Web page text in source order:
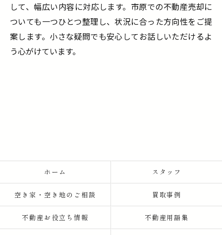
して、幅広い内容に対応します。市原での不動産売却に
ついても一つひとつ整理し、状況に合った方向性をご提
案します。小さな疑問でも安心してお話しいただけるよ
う心がけています。
ホーム スタッフ
空き家・空き地のご相談 買取事例
不動産お役立ち情報 不動産用語集